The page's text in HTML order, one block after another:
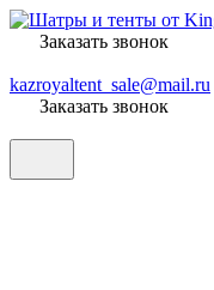
Заказать звонок
kazroyaltent_sale@mail.ru
Заказать звонок